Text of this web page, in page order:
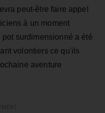
peut-être faire appel
à un moment
surdimensionné a été
volontiers ce qu'ils
aventure